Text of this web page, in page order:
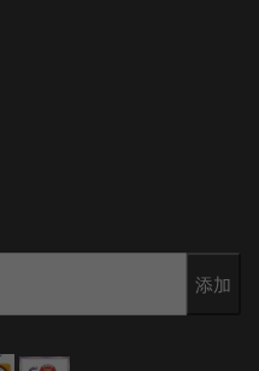
添加